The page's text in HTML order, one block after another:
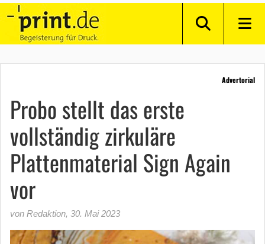
Advertorial
Probo stellt das erste
vollständig zirkuläre
Plattenmaterial Sign Again
vor
von Redaktion, 30. Mai 2023